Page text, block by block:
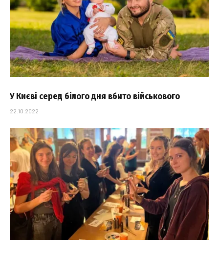
У Києві серед білого дня вбито військового
22.10.2022